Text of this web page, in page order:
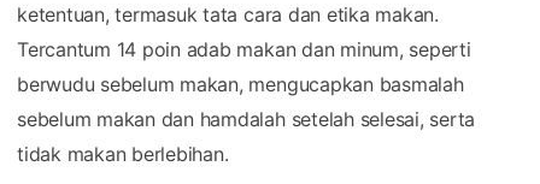
ketentuan, termasuk tata cara dan etika makan.
Tercantum 14 poin adab makan dan minum, seperti
berwudu sebelum makan, mengucapkan basmalah
sebelum makan dan hamdalah setelah selesai, serta
tidak makan berlebihan.